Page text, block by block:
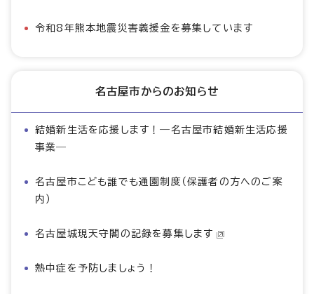
令和8年熊本地震災害義援金を募集しています
名古屋市からのお知らせ
結婚新生活を応援します！―名古屋市結婚新生活応援
事業―
名古屋市こども誰でも通園制度（保護者の方へのご案
内）
名古屋城現天守閣の記録を募集します
熱中症を予防しましょう！